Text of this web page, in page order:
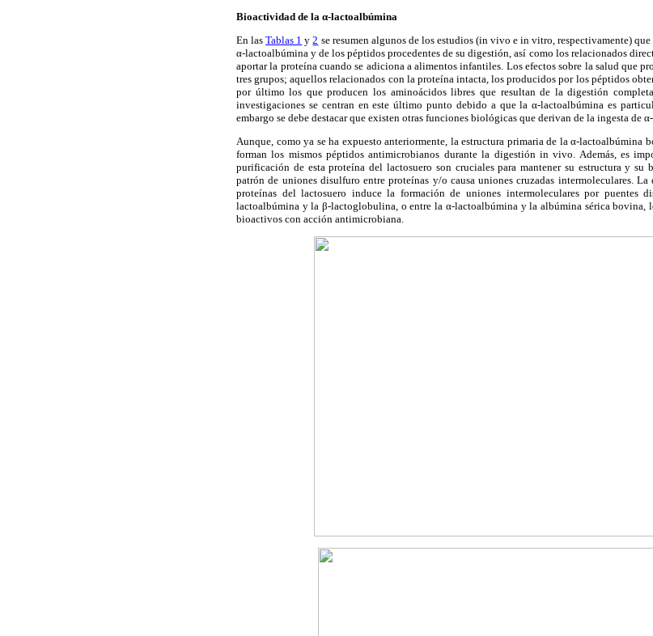
Bioactividad de la α-lactoalbúmina
En lasTablas 1 y2 se resumen algunos de los estudios (in vivo e in vitro, respectivamente)
α-lactoalbúmina y de los péptidos procedentes de su digestión, así como los relacionados
aportar la proteína cuando se adiciona a alimentos infantiles. Los efectos sobre la salud que
tres grupos; aquellos relacionados con la proteína intacta, los producidos por los péptidos
por último los que producen los aminoácidos libres que resultan de la digestión
investigaciones se centran en este último punto debido a que la α-lactoalbúmina es
embargo se debe destacar que existen otras funciones biológicas que derivan de la ingesta de
Aunque, como ya se ha expuesto anteriormente, la estructura primaria de la α-lactoalbúmina
forman los mismos péptidos antimicrobianos durante la digestión in vivo. Además, es
purificación de esta proteína del lactosuero son cruciales para mantener su estructura y
patrón de uniones disulfuro entre proteínas y/o causa uniones cruzadas intermoleculares.
proteínas del lactosuero induce la formación de uniones intermoleculares por puentes
lactoalbúmina y la β-lactoglobulina, o entre la α-lactoalbúmina y la albúmina sérica
bioactivos con acción antimicrobiana.